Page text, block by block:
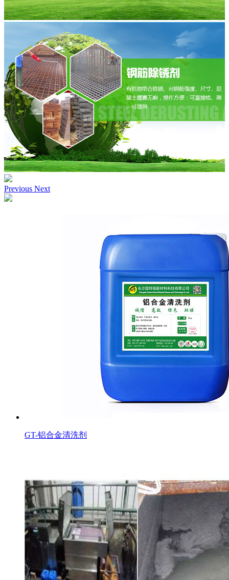
Previous Next
GT-铝合金清洗剂